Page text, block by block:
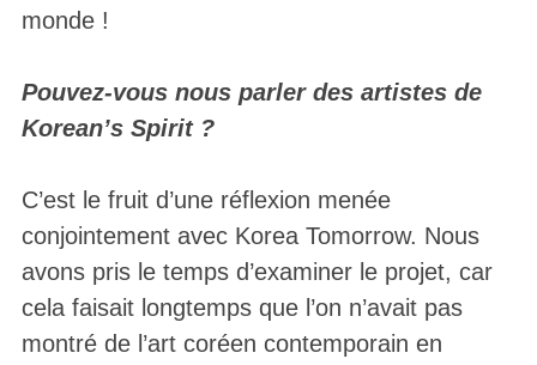
monde !
Pouvez-vous nous parler des artistes de
Korean’s Spirit ?
C’est le fruit d’une réflexion menée
conjointement avec Korea Tomorrow. Nous
avons pris le temps d’examiner le projet, car
cela faisait longtemps que l’on n’avait pas
montré de l’art coréen contemporain en